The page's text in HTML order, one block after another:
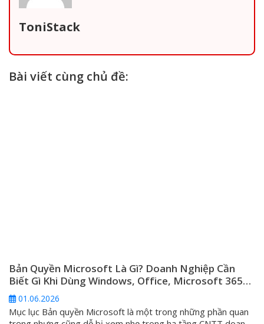
ToniStack
Bài viết cùng chủ đề:
Bản Quyền Microsoft Là Gì? Doanh Nghiệp Cần
Biết Gì Khi Dùng Windows, Office, Microsoft 365
Và Windows Server
01.06.2026
Mục lục Bản quyền Microsoft là một trong những phần quan